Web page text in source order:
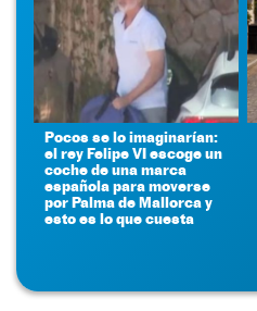
Pocos se lo imaginarían:
el rey Felipe VI escoge un
coche de una marca
española para moverse
por Palma de Mallorca y
esto es lo que cuesta